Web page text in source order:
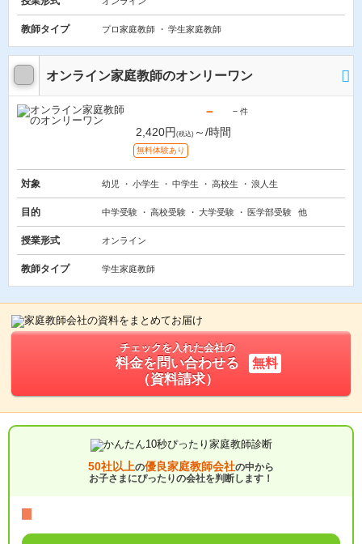
教師タイプ プロ家庭教師 学生家庭教師
オンライン家庭教師のオンリーワン
－ － 件
2,420円 (税込) ～/時間
無料体験あり
対象 幼児 小学生 中学生 高校生 浪人生
目的 中学受験 高校受験 大学受験 医学部受験 他
授業形式 オンライン
教師タイプ 学生家庭教師
チェックを入れた会社の
料金を問い合わせる
（資料請求）
無料
50社以上の優良家庭教師会社の中から
お子さまにぴったりの会社を判断します！